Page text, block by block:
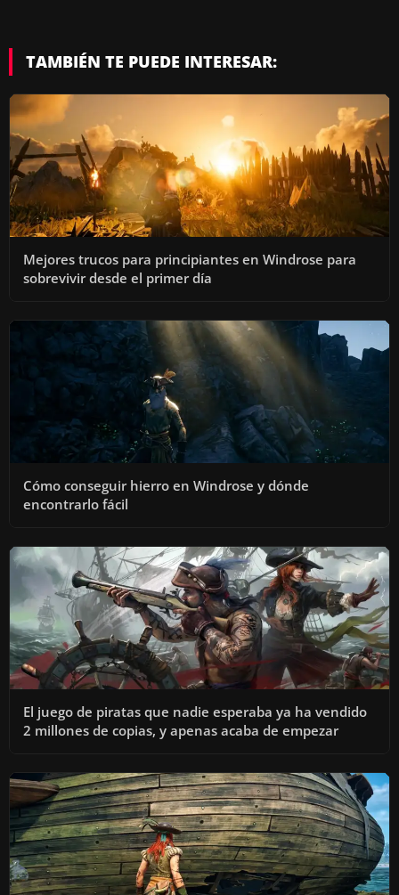
TAMBIÉN TE PUEDE INTERESAR:
Mejores trucos para principiantes en Windrose para
sobrevivir desde el primer día
Cómo conseguir hierro en Windrose y dónde
encontrarlo fácil
El juego de piratas que nadie esperaba ya ha vendido
2 millones de copias, y apenas acaba de empezar